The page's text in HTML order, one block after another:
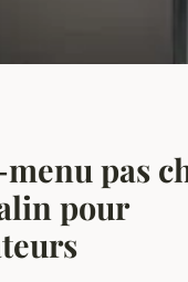
pas
pour